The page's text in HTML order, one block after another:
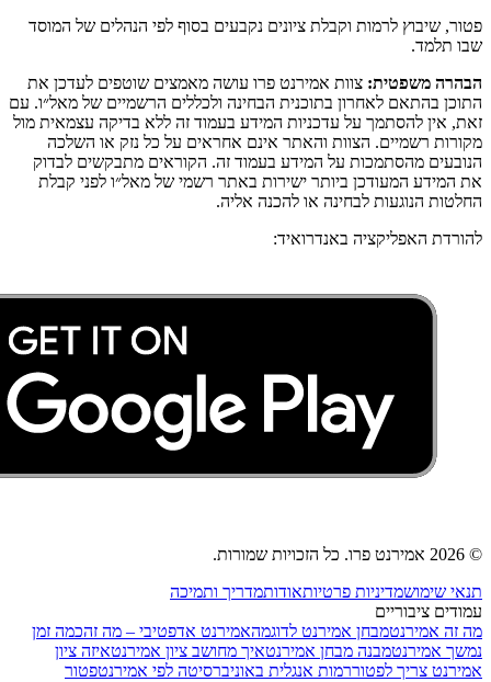
פטור, שיבוץ לרמות וקבלת ציונים נקבעים בסוף לפי הנהלים של המוסד
שבו תלמד.
הבהרה משפטית: צוות אמירנט פרו עושה מאמצים שוטפים לעדכן את
התוכן בהתאם לאחרון בתוכנית הבחינה ולכללים הרשמיים של מאל״ו. עם
זאת, אין להסתמך על עדכניות המידע בעמוד זה ללא בדיקה עצמאית מול
מקורות רשמיים. הצוות והאתר אינם אחראים על כל נזק או השלכה
הנובעים מהסתמכות על המידע בעמוד זה. הקוראים מתבקשים לבדוק
את המידע המעודכן ביותר ישירות באתר רשמי של מאל״ו לפני קבלת
החלטות הנוגעות לבחינה או להכנה אליה.
להורדת האפליקציה באנדרואיד:
© 2026 אמירנט פרו. כל הזכויות שמורות.
תנאי שימושמדיניות פרטיותאודותמדריך ותמיכה
עמודים ציבוריים
מה זה אמירנטמבחן אמירנט לדוגמהאמירנט אדפטיבי – מה זהכמה זמן
נמשך אמירנטמבנה מבחן אמירנטאיך מחושב ציון אמירנטאיזה ציון
אמירנט צריך לפטוררמות אנגלית באוניברסיטה לפי אמירנטפטור